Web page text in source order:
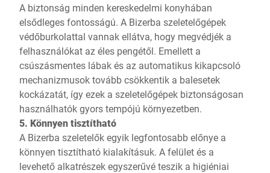
A biztonság minden kereskedelmi konyhában
elsődleges fontosságú. A Bizerba szeletelőgépek
védőburkolattal vannak ellátva, hogy megvédjék a
felhasználókat az éles pengétől. Emellett a
csúszásmentes lábak és az automatikus kikapcsoló
mechanizmusok tovább csökkentik a balesetek
kockázatát, így ezek a szeletelőgépek biztonságosan
használhatók gyors tempójú környezetben.
5. Könnyen tisztítható
A Bizerba szeletelők egyik legfontosabb előnye a
könnyen tisztítható kialakításuk. A felület és a
levehető alkatrészek egyszerűvé teszik a higiéniai